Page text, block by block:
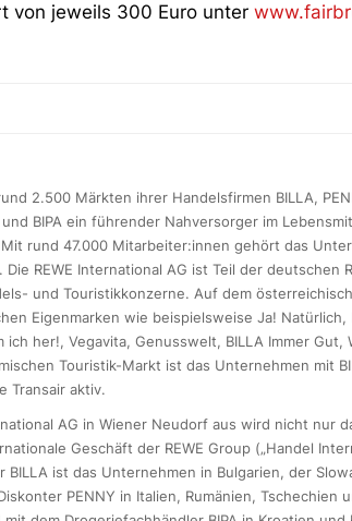
von jeweils 300 Euro unter
2.500 Märkten ihrer Handelsfirmen BILLA,
BIPA ein führender Nahversorger im
rund 47.000 Mitarbeiter:innen gehört das
REWE International AG ist Teil der deutschen
und Touristikkonzerne. Auf dem
Eigenmarken wie beispielsweise Ja! Natürlich,
her!, Vegavita, Genusswelt, BILLA Immer Gut,
Touristik-Markt ist das Unternehmen mit
Transair aktiv.
AG in Wiener Neudorf aus wird nicht nur
Geschäft der REWE Group („Handel
ist das Unternehmen in Bulgarien, der
PENNY in Italien, Rumänien, Tschechien